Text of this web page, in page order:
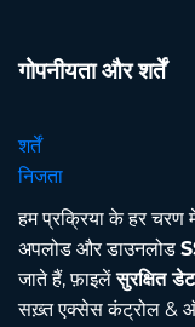
गोपनीयता और शर्तें
शर्तें
निजता
हम प्रक्रिया के हर चरण
अपलोड और डाउनलोड
जाते हैं, फ़ाइलेंसुरक्षित
सख़्त एक्सेस कंट्रोल &